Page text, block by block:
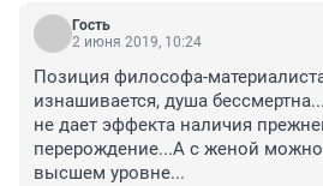
Гость
2 июня 2019, 10:24
Позиция философа-
изнашивается, душа
не дает эффекта наличия
перерождение...А с женой можно
высшем уровне...